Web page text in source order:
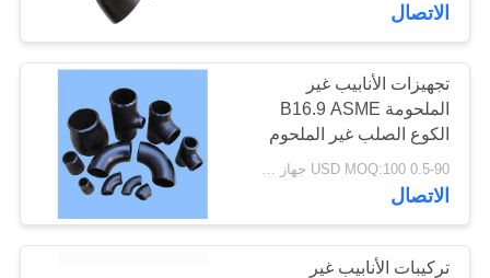
أخبار
اطلب
اقتباس
خريطة
الموقع
الاتصال
تجهيزات الأنابيب غير
الملحومة B16.9 ASME
الكوع الصلب غير الملحوم
Buttweld الكربون الصلب
غير الملحومة وشبه غير
الملحومة
0.5-90 USD MOQ:100 جهاز كمبيوتر شخصى
الاتصال
تركيبات الأنابيب غير